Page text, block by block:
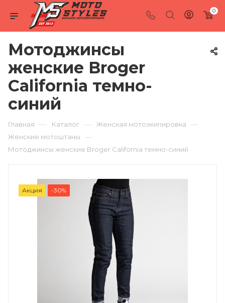
0
Мотоджинсы
женские Broger
California темно-
синий
Главная — Каталог — Женская мотоэкипировка —
Женские мотоштаны —
Мотоджинсы женские Broger California темно-синий
Акция -30%